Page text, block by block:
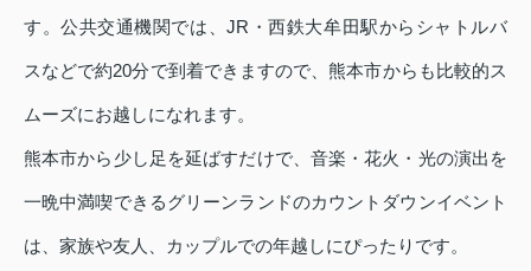
す。公共交通機関では、JR・西鉄大牟田駅からシャトルバ
スなどで約20分で到着できますので、熊本市からも比較的ス
ムーズにお越しになれます。
熊本市から少し足を延ばすだけで、音楽・花火・光の演出を
一晩中満喫できるグリーンランドのカウントダウンイベント
は、家族や友人、カップルでの年越しにぴったりです。